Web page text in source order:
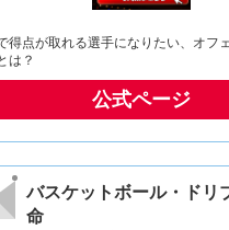
得点が取れる選手になりたい、オフ
は？
公式ページ
バスケットボール・ドリ
命